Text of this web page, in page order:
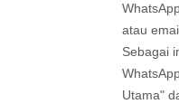
atau
Sebagai
Utama"